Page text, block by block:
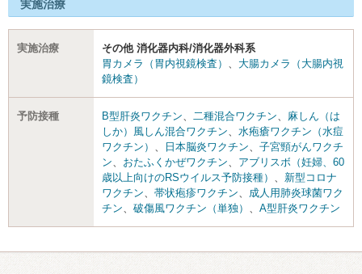
実施治療
実施治療
その他 消化器内科/消化器外科系
胃カメラ（胃内視鏡検査）
大腸カメラ（大腸内視
鏡検査）
予防接種 B型肝炎ワクチン 二種混合ワクチン
麻しん（は
しか）風しん混合ワクチン
水疱瘡ワクチン（水痘
ワクチン）
日本脳炎ワクチン
子宮頸がんワクチ
ン
おたふくかぜワクチン
アブリスボ（妊婦、60
歳以上向けのRSウイルス予防接種）
新型コロナ
ワクチン
帯状疱疹ワクチン
成人用肺炎球菌ワク
チン
破傷風ワクチン（単独） A型肝炎ワクチン